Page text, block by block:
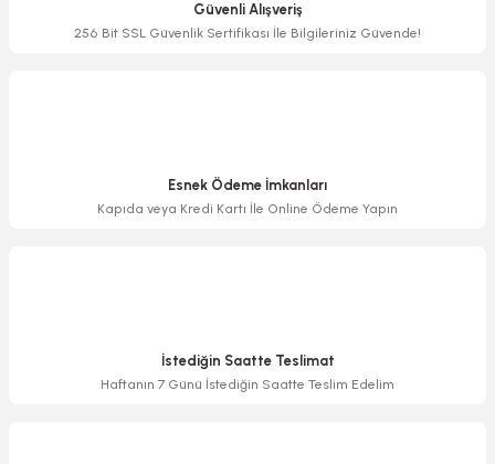
Ürün bilgilerinde hatalar bulunuyor.
Güvenli Alışveriş
256 Bit SSL Güvenlik Sertifikası İle Bilgileriniz Güvende!
Esnek Ödeme İmkanları
Kapıda veya Kredi Kartı İle Online Ödeme Yapın
İstediğin Saatte Teslimat
Haftanın 7 Günü İstediğin Saatte Teslim Edelim